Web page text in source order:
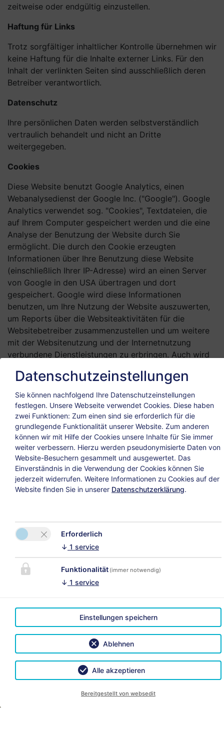
zeitweise oder endgültig einzustellen.
Haftung für Links
Trotz sorgfältiger inhaltlicher Kontrolle übernehmen wir
keine Haftung für die Inhalte externer Links. Für den
Inhalt der verlinkten Seiten sind ausschließlich deren
Betreiber verantwortlich.
Datenschutz
Ihre persönlichen Daten werden selbstverständlich
vertraulich behandelt und nicht an Dritte
weitergegeben.
Cookies
Diese Website benutzt Google Analytics, einen
Webanalysedienst der Google Inc. ("Google"). Google
Analytics verwendet sog. "Cookies", Textdateien, die
auf Ihrem Computer gespeichert werden und die eine
Analyse der Benutzung der Website durch Sie
ermöglicht. Die durch den Cookie erzeugten
Informationen über Ihre Benutzung diese Website
(einschließlich Ihrer IP-Adresse) wird an einen Server
von Google in den USA übertragen und dort
gespeichert. Google wird diese Informationen
benutzen, um Ihre Nutzung der Website auszuwerten,
um Reports über die Websiteaktivitäten für die
Websitebetreiber zusammenzustellen und um weitere
mit der Websitenutzung und der Internetnutzung
verbundene Dienstleistungen zu erbringen. Auch wird
übertragen, sofern dies gesetzlich vorgeschrieben
oder soweit Dritte diese Daten im Auftrag von Google
verarbeiten. Google wird in keinem Fall Ihre IP-Adresse
mit anderen Daten der Google in Verbindung bringen.
Sie können die Installation der Cookies durch eine
entsprechende Einstellung Ihrer Browser Software
verhindern; wir weisen Sie jedoch darauf hin, dass Sie
in diesem Fall gegebenenfalls nicht sämtliche
Funktionen dieser Website voll umfänglich nutzen
können. Durch die Nutzung dieser Website erklären Sie
Weise und zu dem zuvor benannten Zweck
einverstanden.
KONTAKT
Appartements Holzknecht
Christoph Holzknecht
6450 Sölden/Zwieselstein
Bitte aktivieren Sie in den
Cookie Einstellungen die
Option "Funktionalität"
für die korrekte Map-
Darstellung
Datenschutzeinstellungen
Sie können nachfolgend Ihre Datenschutzeinstellungen
festlegen. Unsere Webseite verwendet Cookies. Diese haben
zwei Funktionen: Zum einen sind sie erforderlich für die
grundlegende Funktionalität unserer Website. Zum anderen
können wir mit Hilfe der Cookies unsere Inhalte für Sie immer
weiter verbessern. Hierzu werden pseudonymisierte Daten von
Website-Besuchern gesammelt und ausgewertet. Das
Einverständnis in die Verwendung der Cookies können Sie
jederzeit widerrufen. Weitere Informationen zu Cookies auf der
Website finden Sie in unserer Datenschutzerklärung.
Erforderlich
↓ 1 service
Funktionalität (immer notwendig)
↓ 1 service
Ablehnen
Einstellungen speichern
Alle akzeptieren
Bereitgestellt von websedit